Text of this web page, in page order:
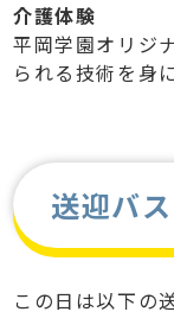
介護体験
平岡学園オリジ
られる技術を身
送迎バス
この日は以下の